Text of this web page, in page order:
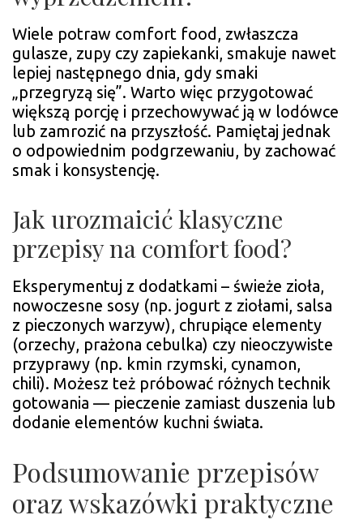
Wiele potraw comfort food, zwłaszcza
gulasze, zupy czy zapiekanki, smakuje nawet
lepiej następnego dnia, gdy smaki
„przegryzą się”. Warto więc przygotować
większą porcję i przechowywać ją w lodówce
lub zamrozić na przyszłość. Pamiętaj jednak
o odpowiednim podgrzewaniu, by zachować
smak i konsystencję.
Jak urozmaicić klasyczne
przepisy na comfort food?
Eksperymentuj z dodatkami – świeże zioła,
nowoczesne sosy (np. jogurt z ziołami, salsa
z pieczonych warzyw), chrupiące elementy
(orzechy, prażona cebulka) czy nieoczywiste
przyprawy (np. kmin rzymski, cynamon,
chili). Możesz też próbować różnych technik
gotowania — pieczenie zamiast duszenia lub
dodanie elementów kuchni świata.
Podsumowanie przepisów
oraz wskazówki praktyczne